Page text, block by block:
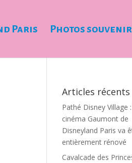
Paris Photos
Articles récents
Pathé Disney Village
cinéma Gaumont de
Disneyland Paris va
entièrement rénové
Cavalcade des